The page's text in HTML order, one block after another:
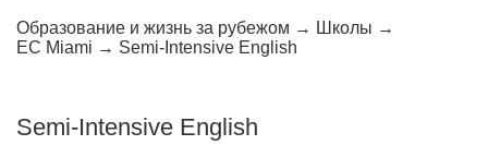
Образование и жизнь за рубежом
Школы
EC Miami
Semi-Intensive English
Semi-Intensive English